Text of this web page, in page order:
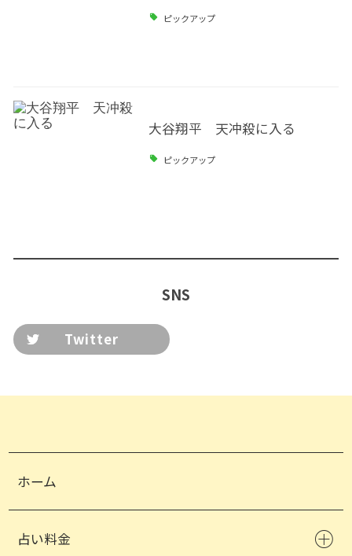
ピックアップ
大谷翔平 天冲殺に入る
ピックアップ
SNS
Twitter
ホーム
占い料金